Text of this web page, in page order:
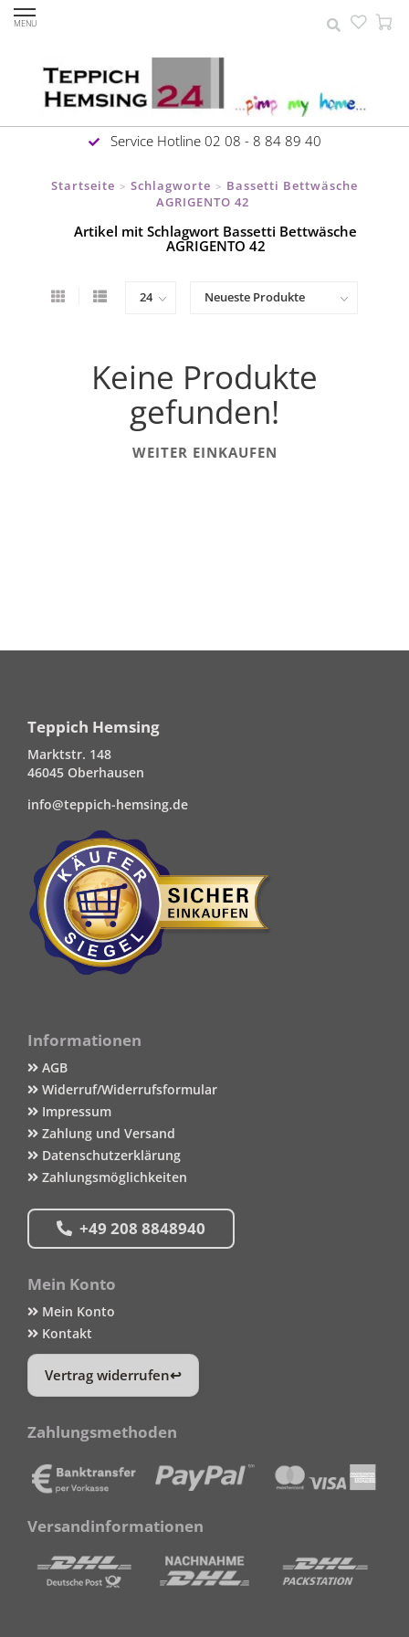
MENU
Service Hotline 02 08 - 8 84 89 40
Startseite > Schlagworte > Bassetti Bettwäsche
AGRIGENTO 42
Artikel mit Schlagwort Bassetti Bettwäsche
AGRIGENTO 42
Keine Produkte
gefunden!
WEITER EINKAUFEN
Teppich Hemsing
Marktstr. 148
46045 Oberhausen
info@teppich-hemsing.de
Informationen
AGB
Widerruf/Widerrufsformular
Impressum
Zahlung und Versand
Datenschutzerklärung
Zahlungsmöglichkeiten
+49 208 8848940
Mein Konto
Mein Konto
Kontakt
Vertrag widerrufen
Zahlungsmethoden
Versandinformationen